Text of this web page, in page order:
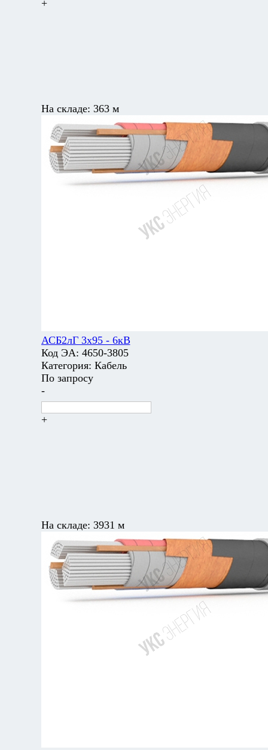
+
На складе: 363 м
АСБ2лГ 3х95 - 6кВ
Код ЭА: 4650-3805
Категория: Кабель
По запросу
-
+
На складе: 3931 м